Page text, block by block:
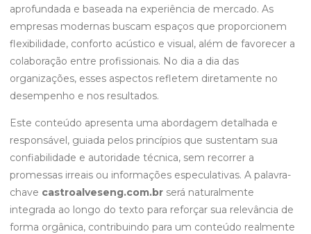
aprofundada e baseada na experiência de mercado. As
empresas modernas buscam espaços que proporcionem
flexibilidade, conforto acústico e visual, além de favorecer a
colaboração entre profissionais. No dia a dia das
organizações, esses aspectos refletem diretamente no
desempenho e nos resultados.
Este conteúdo apresenta uma abordagem detalhada e
responsável, guiada pelos princípios que sustentam sua
confiabilidade e autoridade técnica, sem recorrer a
promessas irreais ou informações especulativas. A palavra-
chave castroalveseng.com.br será naturalmente
integrada ao longo do texto para reforçar sua relevância de
forma orgânica, contribuindo para um conteúdo realmente